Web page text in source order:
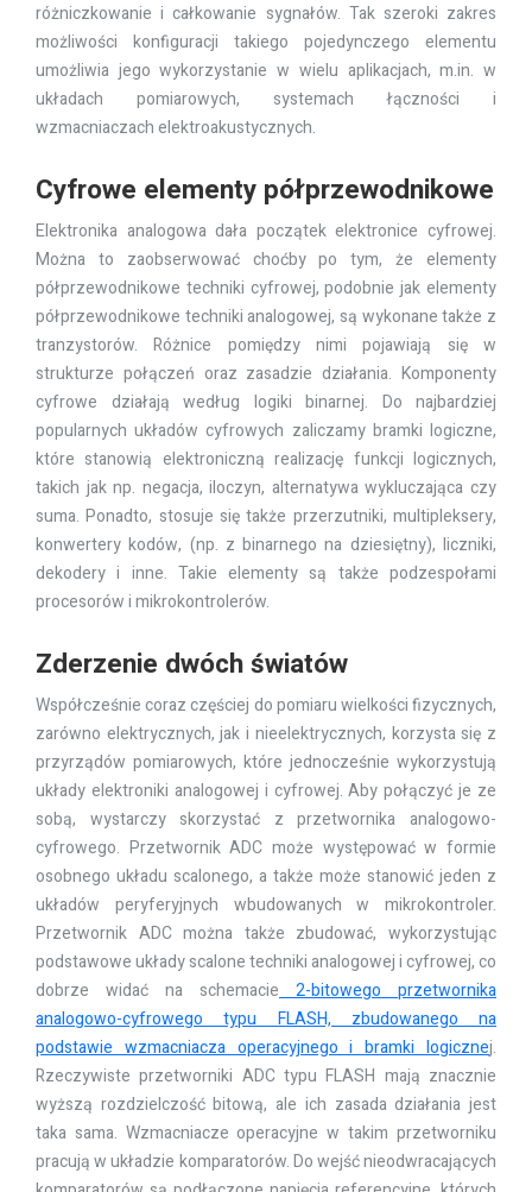
różniczkowanie i całkowanie sygnałów. Tak szeroki zakres
możliwości konfiguracji takiego pojedynczego elementu
umożliwia jego wykorzystanie w wielu aplikacjach, m.in. w
układach pomiarowych, systemach łączności i
wzmacniaczach elektroakustycznych.
Cyfrowe elementy półprzewodnikowe
Elektronika analogowa dała początek elektronice cyfrowej.
Można to zaobserwować choćby po tym, że elementy
półprzewodnikowe techniki cyfrowej, podobnie jak elementy
półprzewodnikowe techniki analogowej, są wykonane także z
tranzystorów. Różnice pomiędzy nimi pojawiają się w
strukturze połączeń oraz zasadzie działania. Komponenty
cyfrowe działają według logiki binarnej. Do najbardziej
popularnych układów cyfrowych zaliczamy bramki logiczne,
które stanowią elektroniczną realizację funkcji logicznych,
takich jak np. negacja, iloczyn, alternatywa wykluczająca czy
suma. Ponadto, stosuje się także przerzutniki, multipleksery,
konwertery kodów, (np. z binarnego na dziesiętny), liczniki,
dekodery i inne. Takie elementy są także podzespołami
procesorów i mikrokontrolerów.
Zderzenie dwóch światów
Współcześnie coraz częściej do pomiaru wielkości fizycznych,
zarówno elektrycznych, jak i nieelektrycznych, korzysta się z
przyrządów pomiarowych, które jednocześnie wykorzystują
układy elektroniki analogowej i cyfrowej. Aby połączyć je ze
sobą, wystarczy skorzystać z przetwornika analogowo-
cyfrowego. Przetwornik ADC może występować w formie
osobnego układu scalonego, a także może stanowić jeden z
układów peryferyjnych wbudowanych w mikrokontroler.
Przetwornik ADC można także zbudować, wykorzystując
podstawowe układy scalone techniki analogowej i cyfrowej, co
dobrze widać na schemacie2-bitowego przetwornika
analogowo-cyfrowego typu FLASH, zbudowanego na
podstawie wzmacniacza operacyjnego i bramki logicznej.
Rzeczywiste przetworniki ADC typu FLASH mają znacznie
wyższą rozdzielczość bitową, ale ich zasada działania jest
taka sama. Wzmacniacze operacyjne w takim przetworniku
pracują w układzie komparatorów. Do wejść nieodwracających